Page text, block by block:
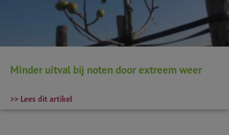
Minder uitval bij noten door extreem weer
>> Lees dit artikel